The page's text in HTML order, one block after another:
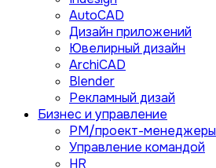
AutoCAD
Дизайн приложений
Ювелирный дизайн
ArchiCAD
Blender
Рекламный дизай
Бизнес и управление
PM/проект-менеджеры
Управление командой
HR